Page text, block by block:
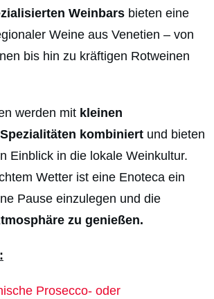
Weinbars bieten eine
Weine aus Venetien – von
bis hin zu kräftigen Rotweinen
werden mit kleinen
kombiniert und bieten
Einblick in die lokale Weinkultur.
Wetter ist eine Enoteca ein
Pause einzulegen und die
zu genießen.
Prosecco- oder